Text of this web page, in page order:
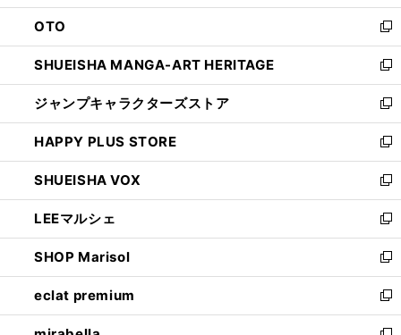
ウ
で
開
く
ン
ド
ウ
で
開
く
OTO
新
し
い
ウ
ィ
ン
ド
ウ
で
開
く
SHUEISHA MANGA-ART HERITAGE
新
し
い
ウ
ィ
ン
ド
ウ
で
開
く
ジャンプキャラクターズストア
新
し
い
ウ
ィ
ン
ド
ウ
で
開
く
HAPPY PLUS STORE
新
し
い
ウ
ィ
ン
ド
ウ
で
開
SHUEISHA VOX
新
し
い
ウ
ィ
ン
ド
ウ
LEEマルシェ
新
し
い
ウ
ィ
ン
SHOP Marisol
新
し
い
ウ
eclat premium
新
し